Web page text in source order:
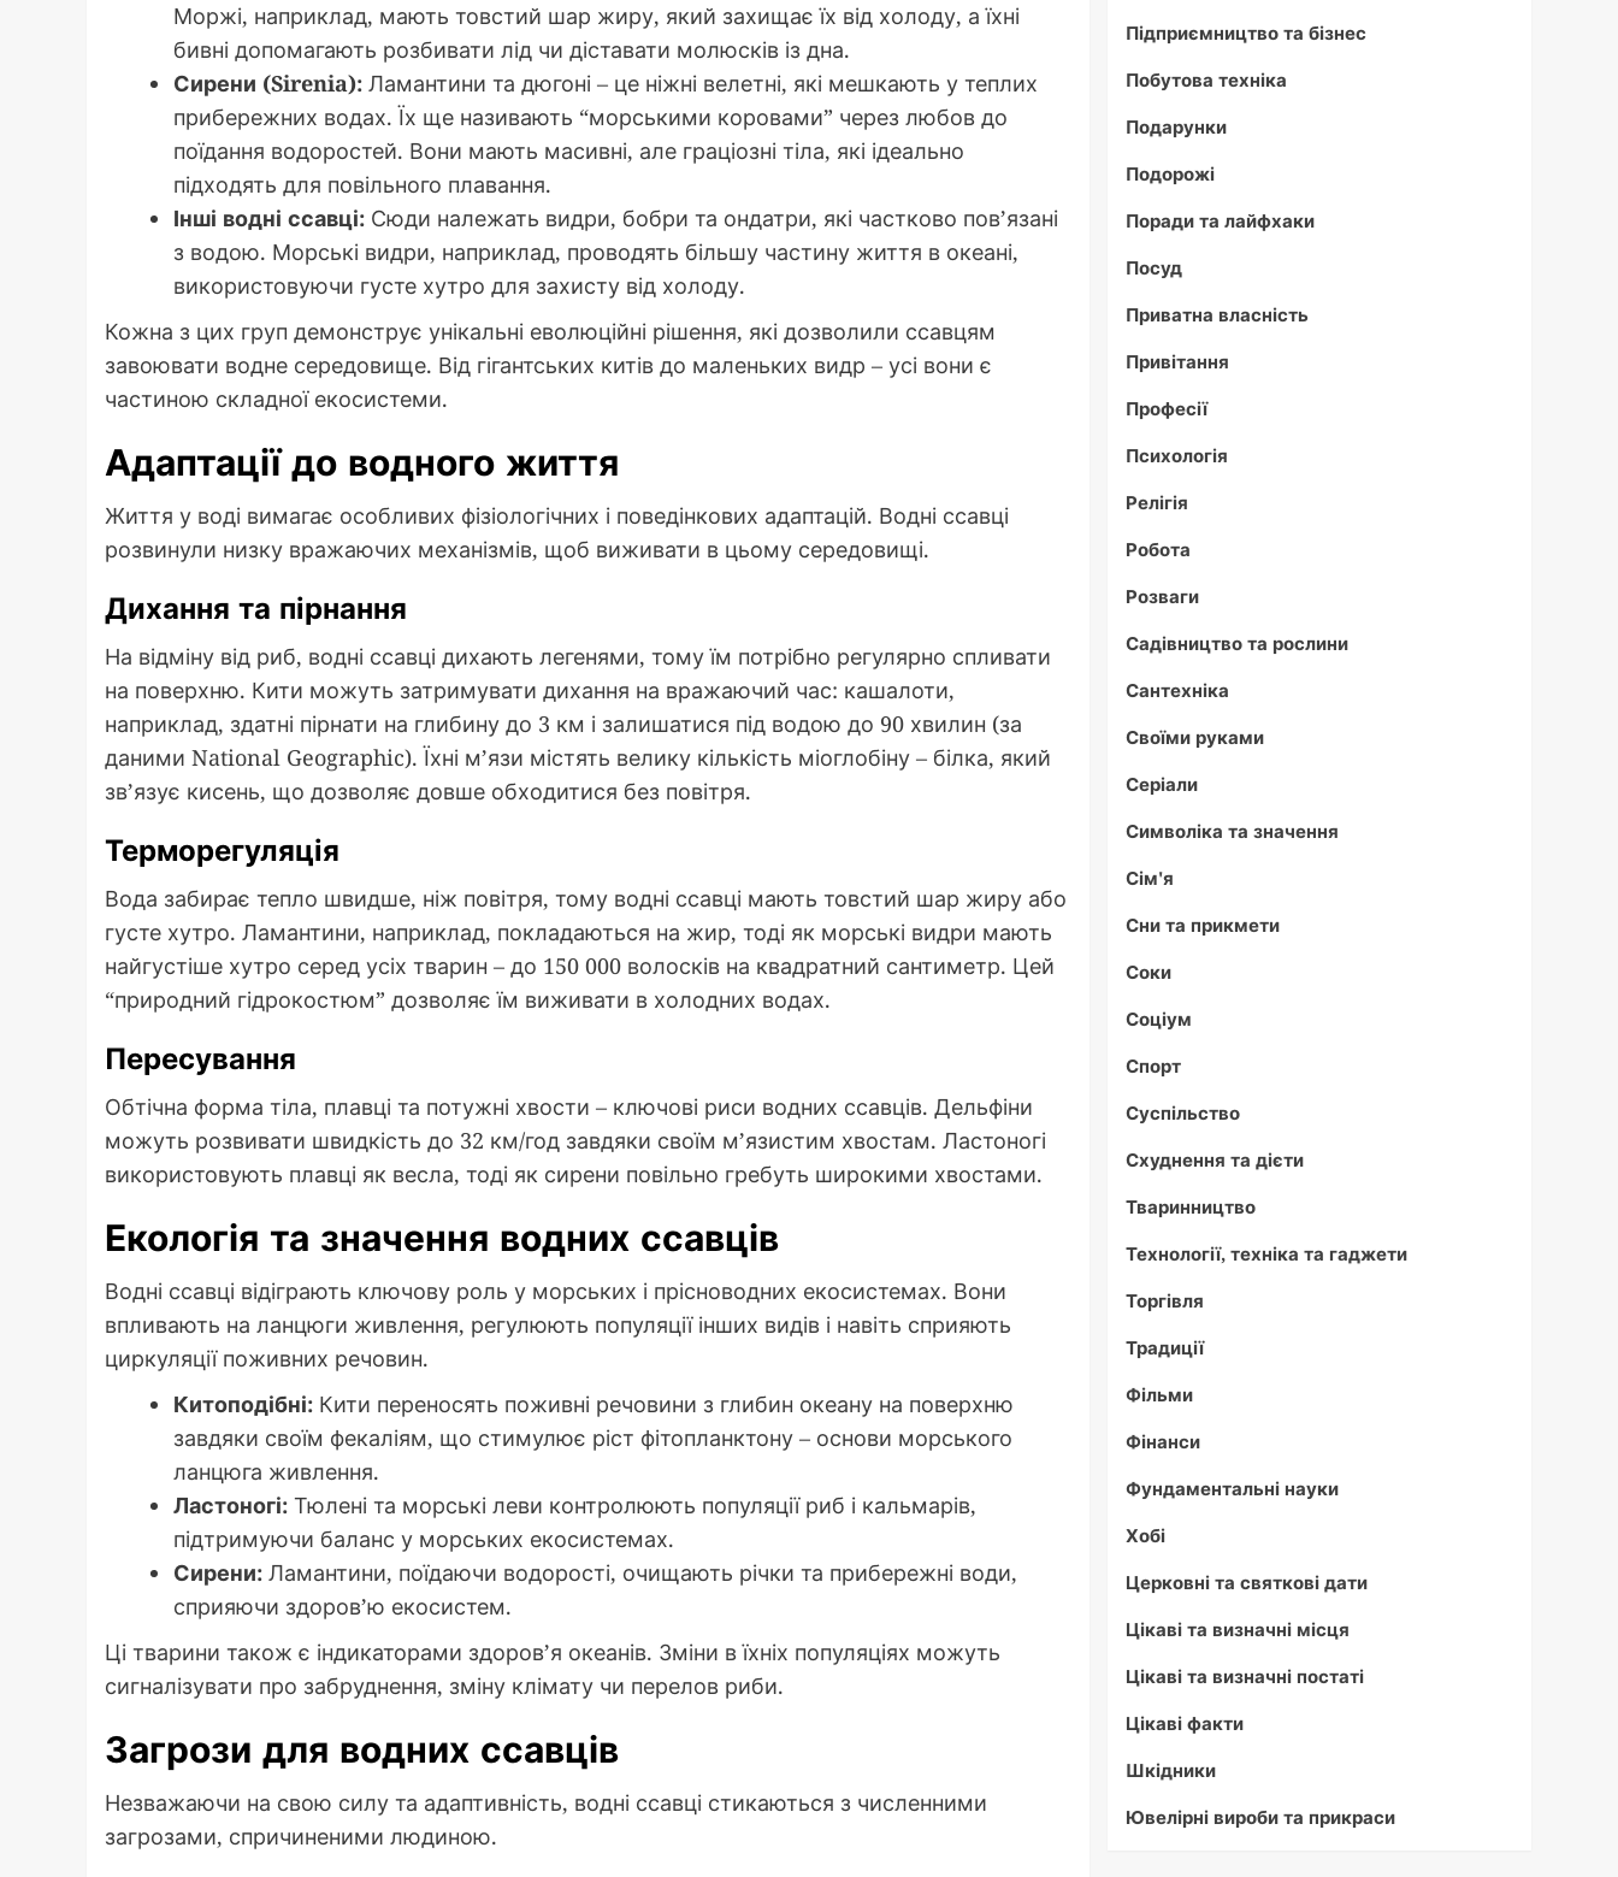
Моржі, наприклад, мають товстий шар жиру, який захищає їх від холоду, а їхні
бивні допомагають розбивати лід чи діставати молюсків із дна.
Сирени (Sirenia): Ламантини та дюгоні – це ніжні велетні, які мешкають у теплих
прибережних водах. Їх ще називають “морськими коровами” через любов до
поїдання водоростей. Вони мають масивні, але граціозні тіла, які ідеально
підходять для повільного плавання.
Інші водні ссавці: Сюди належать видри, бобри та ондатри, які частково пов’язані
з водою. Морські видри, наприклад, проводять більшу частину життя в океані,
використовуючи густе хутро для захисту від холоду.
Кожна з цих груп демонструє унікальні еволюційні рішення, які дозволили ссавцям
завоювати водне середовище. Від гігантських китів до маленьких видр – усі вони є
частиною складної екосистеми.
Адаптації до водного життя
Життя у воді вимагає особливих фізіологічних і поведінкових адаптацій. Водні ссавці
розвинули низку вражаючих механізмів, щоб виживати в цьому середовищі.
Дихання та пірнання
На відміну від риб, водні ссавці дихають легенями, тому їм потрібно регулярно спливати
на поверхню. Кити можуть затримувати дихання на вражаючий час: кашалоти,
наприклад, здатні пірнати на глибину до 3 км і залишатися під водою до 90 хвилин (за
даними National Geographic). Їхні м’язи містять велику кількість міоглобіну – білка, який
зв’язує кисень, що дозволяє довше обходитися без повітря.
Терморегуляція
Вода забирає тепло швидше, ніж повітря, тому водні ссавці мають товстий шар жиру або
густе хутро. Ламантини, наприклад, покладаються на жир, тоді як морські видри мають
найгустіше хутро серед усіх тварин – до 150 000 волосків на квадратний сантиметр. Цей
“природний гідрокостюм” дозволяє їм виживати в холодних водах.
Пересування
Обтічна форма тіла, плавці та потужні хвости – ключові риси водних ссавців. Дельфіни
можуть розвивати швидкість до 32 км/год завдяки своїм м’язистим хвостам. Ластоногі
використовують плавці як весла, тоді як сирени повільно гребуть широкими хвостами.
Екологія та значення водних ссавців
Водні ссавці відіграють ключову роль у морських і прісноводних екосистемах. Вони
впливають на ланцюги живлення, регулюють популяції інших видів і навіть сприяють
циркуляції поживних речовин.
Китоподібні: Кити переносять поживні речовини з глибин океану на поверхню
завдяки своїм фекаліям, що стимулює ріст фітопланктону – основи морського
ланцюга живлення.
Ластоногі: Тюлені та морські леви контролюють популяції риб і кальмарів,
підтримуючи баланс у морських екосистемах.
Сирени: Ламантини, поїдаючи водорості, очищають річки та прибережні води,
сприяючи здоров’ю екосистем.
Ці тварини також є індикаторами здоров’я океанів. Зміни в їхніх популяціях можуть
сигналізувати про забруднення, зміну клімату чи перелов риби.
Загрози для водних ссавців
Незважаючи на свою силу та адаптивність, водні ссавці стикаються з численними
загрозами, спричиненими людиною.
Підприємництво та бізнес
Побутова техніка
Подарунки
Подорожі
Поради та лайфхаки
Посуд
Приватна власність
Привітання
Професії
Психологія
Релігія
Робота
Розваги
Садівництво та рослини
Сантехніка
Своїми руками
Серіали
Символіка та значення
Сім'я
Сни та прикмети
Соки
Соціум
Спорт
Суспільство
Схуднення та дієти
Тваринництво
Технології, техніка та гаджети
Торгівля
Традиції
Фільми
Фінанси
Фундаментальні науки
Хобі
Церковні та святкові дати
Цікаві та визначні місця
Цікаві та визначні постаті
Цікаві факти
Шкідники
Ювелірні вироби та прикраси